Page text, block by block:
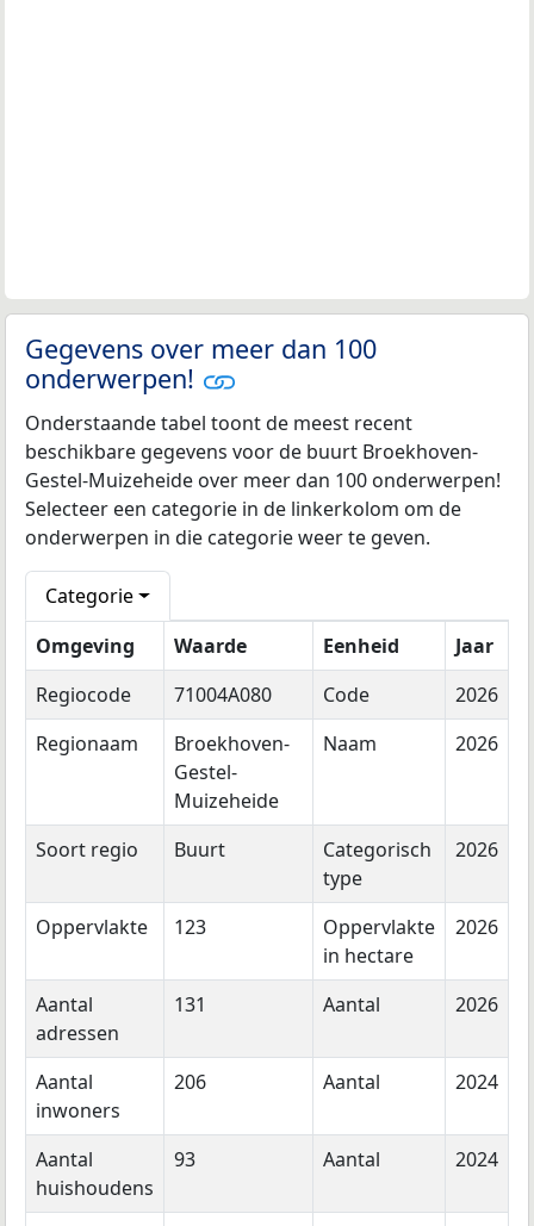
Gegevens over meer dan 100
onderwerpen!
Onderstaande tabel toont de meest recent
beschikbare gegevens voor de buurt Broekhoven-
Gestel-Muizeheide over meer dan 100 onderwerpen!
Selecteer een categorie in de linkerkolom om de
onderwerpen in die categorie weer te geven.
Categorie
Omgeving
Waarde Eenheid
Jaar
Regiocode
71004A080 Code
2026
Regionaam
Broekhoven-
Gestel-
Muizeheide
Naam 2026
Soort regio Buurt
Categorisch
type
2026
Oppervlakte 123
Oppervlakte
in hectare
2026
Aantal
adressen
131 Aantal 2026
Aantal
inwoners
206 Aantal 2024
Aantal
huishoudens
93 Aantal 2024